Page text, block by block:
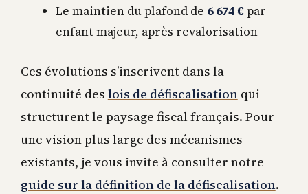
Le maintien du plafond de 6 674 €par
enfant majeur, après revalorisation
Ces évolutions s’inscrivent dans la
continuité des lois de défiscalisationqui
structurent le paysage fiscal français. Pour
une vision plus large des mécanismes
existants, je vous invite à consulter notre
guide sur la définition de la défiscalisation.